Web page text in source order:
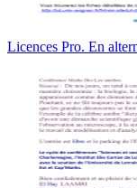
Licences Pro. En